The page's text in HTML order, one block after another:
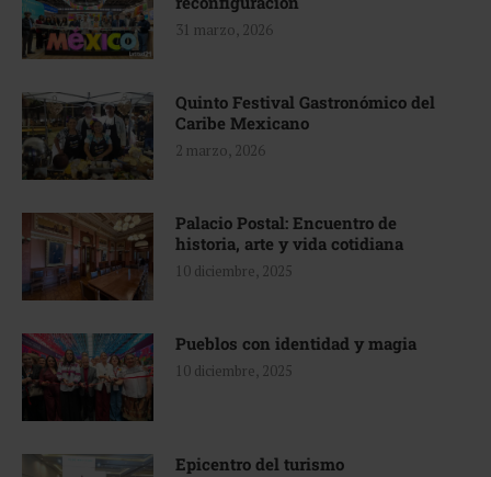
31 marzo, 2026
Quinto Festival Gastronómico del
Caribe Mexicano
2 marzo, 2026
Palacio Postal: Encuentro de
historia, arte y vida cotidiana
10 diciembre, 2025
Pueblos con identidad y magia
10 diciembre, 2025
Epicentro del turismo